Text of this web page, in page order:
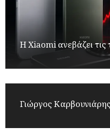
Η Xiaomi ανεβάζει τις
Γιώργος